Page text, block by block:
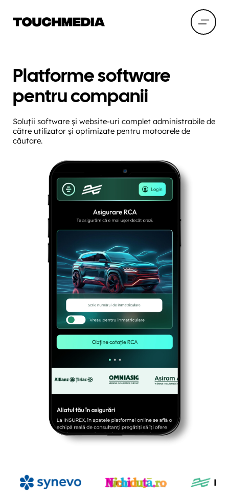
Platforme software
pentru companii
Soluții software și website-uri complet administrabile de
către utilizator și optimizate pentru motoarele de
căutare.